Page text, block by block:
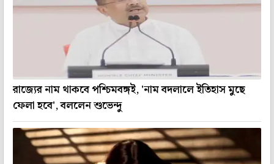
রাজ্যের নাম থাকবে পশ্চিমবঙ্গই, 'নাম বদলালে ইতিহাস মুছে
ফেলা হবে', বললেন শুভেন্দু